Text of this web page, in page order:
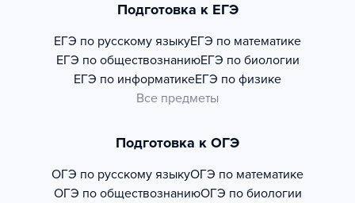
Подготовка к ЕГЭ
ЕГЭ по русскому языкуЕГЭ по математике
ЕГЭ по обществознаниюЕГЭ по биологии
ЕГЭ по информатикеЕГЭ по физике
Все предметы
Подготовка к ОГЭ
ОГЭ по русскому языкуОГЭ по математике
ОГЭ по обществознаниюОГЭ по биологии